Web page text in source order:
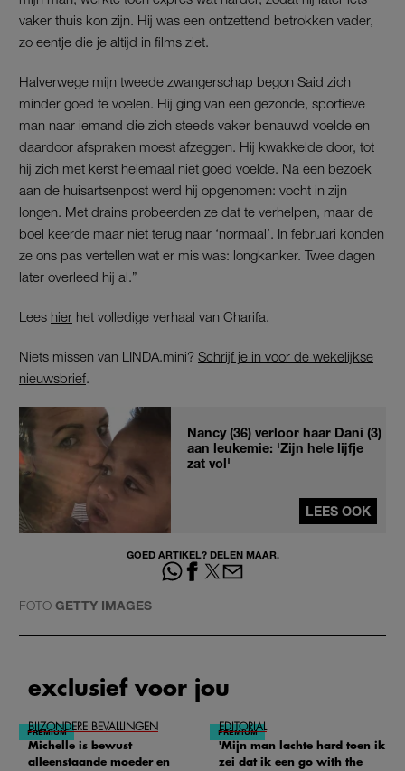
vaker thuis kon zijn. Hij was een ontzettend betrokken vader,
zo eentje die je altijd in films ziet.
Halverwege mijn tweede zwangerschap begon Said zich
minder goed te voelen. Hij ging van een gezonde, sportieve
man naar iemand die zich steeds vaker benauwd voelde en
daardoor afspraken moest afzeggen. Hij kwakkelde door, tot
hij zich met kerst helemaal niet goed voelde. Na een bezoek
aan de huisartsenpost werd hij opgenomen: vocht in zijn
longen. Met drains probeerden ze dat te verhelpen, maar de
boel keerde maar niet terug naar ‘normaal’. In februari konden
ze ons pas vertellen wat er mis was: longkanker. Twee dagen
later overleed hij al.”
Lees hier het volledige verhaal van Charifa.
Niets missen van LINDA.mini? Schrijf je in voor de wekelijkse
nieuwsbrief
Nancy (36) verloor haar Dani (3)
aan leukemie: 'Zijn hele lijfje
zat vol'
LEES OOK
GOED ARTIKEL? DELEN MAAR.
FOTO GETTY IMAGES
exclusief voor jou
BIJZONDERE BEVALLINGEN
Michelle is bewust
alleenstaande moeder en
EDITORIAL
'Mijn man lachte hard toen ik
zei dat ik een go with the